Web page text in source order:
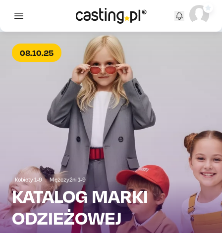
Open main menu
08.10.25
Kobiety 1-9 Mężczyźni 1-9
KATALOG MARKI
ODZIEŻOWEJ